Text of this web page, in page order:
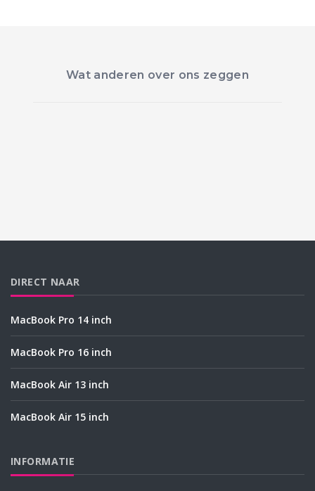
Wat anderen over ons zeggen
DIRECT NAAR
MacBook Pro 14 inch
MacBook Pro 16 inch
MacBook Air 13 inch
MacBook Air 15 inch
INFORMATIE